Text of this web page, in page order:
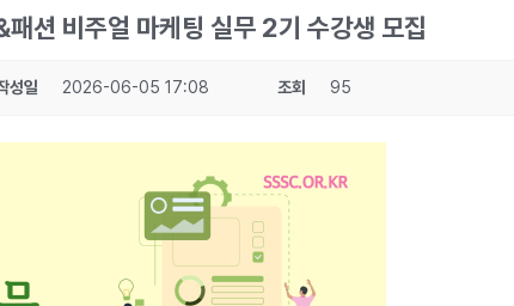
션 비주얼 마케팅 실무 2기 수강생 모집
성일 2026-06-05 17:08 조회 95